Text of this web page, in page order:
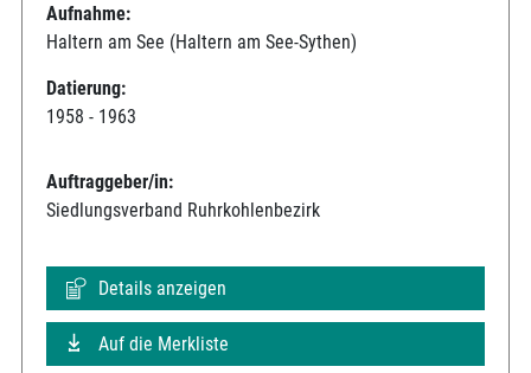
Aufnahme:
Haltern am See (Haltern am See-Sythen)
Datierung:
1958 - 1963
Auftraggeber/in:
Siedlungsverband Ruhrkohlenbezirk
Details anzeigen
Auf die Merkliste